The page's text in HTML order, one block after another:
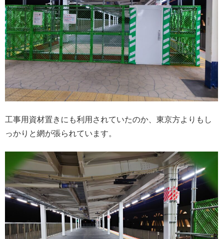
工事用資材置きにも利用されていたのか、東京方よりもし
っかりと網が張られています。